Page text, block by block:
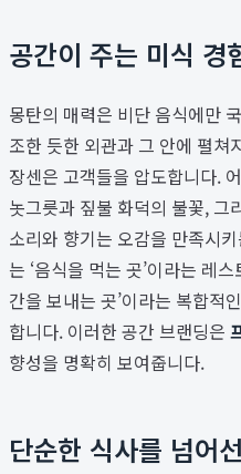
공간이 주는 미식 경
몽탄의 매력은 비단 음식에만
조한 듯한 외관과 그 안에 펼쳐
장센은 고객들을 압도합니다.
놋그릇과 짚불 화덕의 불꽃, 그
소리와 향기는 오감을 만족시
는 ‘음식을 먹는 곳’이라는 레
간을 보내는 곳’이라는 복합적
합니다. 이러한 공간 브랜딩은
향성을 명확히 보여줍니다.
단순한 식사를 넘어